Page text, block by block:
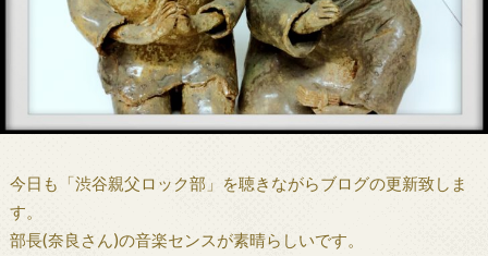
今日も「渋谷親父ロック部」を聴きながらブログの更新致しま
す。
部長(奈良さん)の音楽センスが素晴らしいです。